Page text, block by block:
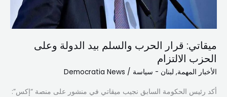
ميقاتي: قرار الحرب والسلم بيد الدولة وعلى
الحزب الالتزام
الأخبار المهمة, لبنان - سياسة /
Democratia News
أكد رئيس الحكومة السابق نجيب ميقاتي في منشور على منصة “إكس”: